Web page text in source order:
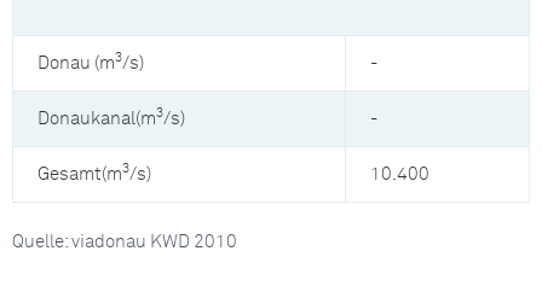
Donau (m3/s) -
Donaukanal(m3/s) -
Gesamt(m3/s) 10.400
Quelle: viadonau KWD 2010